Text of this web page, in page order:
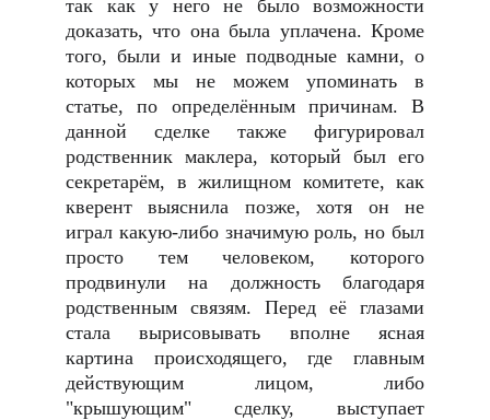
так как у него не было возможности
доказать, что она была уплачена. Кроме
того, были и иные подводные камни, о
которых мы не можем упоминать в
статье, по определённым причинам. В
данной сделке также фигурировал
родственник маклера, который был его
секретарём, в жилищном комитете, как
кверент выяснила позже, хотя он не
играл какую-либо значимую роль, но был
просто тем человеком, которого
продвинули на должность благодаря
родственным связям. Перед её глазами
стала вырисовывать вполне ясная
картина происходящего, где главным
действующим лицом, либо
"крышующим" сделку, выступает